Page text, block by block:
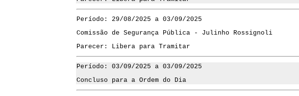
Período: 29/08/2025 a 03/09/2025
Comissão de Segurança Pública - Julinho Rossignoli
Parecer: Libera para Tramitar
Período: 03/09/2025 a 03/09/2025
Concluso para a Ordem do Dia